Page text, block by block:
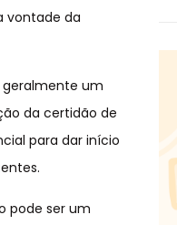
vontade da
geralmente um
da certidão de
para dar início
pode ser um